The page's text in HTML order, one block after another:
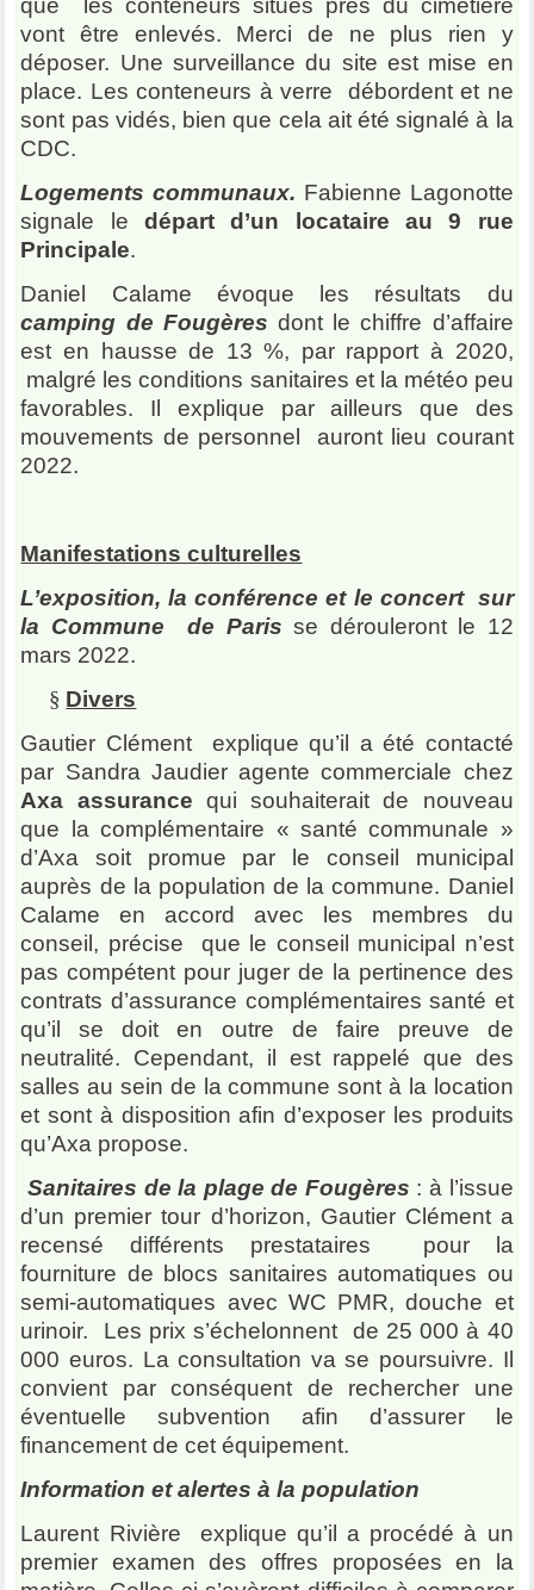
que les conteneurs situés près du cimetière
vont être enlevés. Merci de ne plus rien y
déposer. Une surveillance du site est mise en
place. Les conteneurs à verre débordent et ne
sont pas vidés, bien que cela ait été signalé à la
CDC.
Logements communaux. Fabienne Lagonotte
signale ledépart d’un locataire au 9 rue
Principale.
Daniel Calame évoque les résultats du
camping de Fougères dont le chiffre d’affaire
est en hausse de 13 %, par rapport à 2020,
malgré les conditions sanitaires et la météo peu
favorables. Il explique par ailleurs que des
mouvements de personnel auront lieu courant
2022.
Manifestations culturelles
L’exposition, la conférence et le concert sur
la Commune de Paris se dérouleront le 12
mars 2022.
§ Divers
Gautier Clément explique qu’il a été contacté
par Sandra Jaudier agente commerciale chez
Axa assurance qui souhaiterait de nouveau
que la complémentaire « santé communale »
d’Axa soit promue par le conseil municipal
auprès de la population de la commune. Daniel
Calame en accord avec les membres du
conseil, précise que le conseil municipal n’est
pas compétent pour juger de la pertinence des
contrats d’assurance complémentaires santé et
qu’il se doit en outre de faire preuve de
neutralité. Cependant, il est rappelé que des
salles au sein de la commune sont à la location
et sont à disposition afin d’exposer les produits
qu’Axa propose.
Sanitaires de la plage de Fougères : à l’issue
d’un premier tour d’horizon, Gautier Clément a
recensé différents prestataires pour la
fourniture de blocs sanitaires automatiques ou
semi-automatiques avec WC PMR, douche et
urinoir. Les prix s’échelonnent de 25 000 à 40
000 euros. La consultation va se poursuivre. Il
convient par conséquent de rechercher une
éventuelle subvention afin d’assurer le
financement de cet équipement.
Information et alertes à la population
Laurent Rivière explique qu’il a procédé à un
premier examen des offres proposées en la